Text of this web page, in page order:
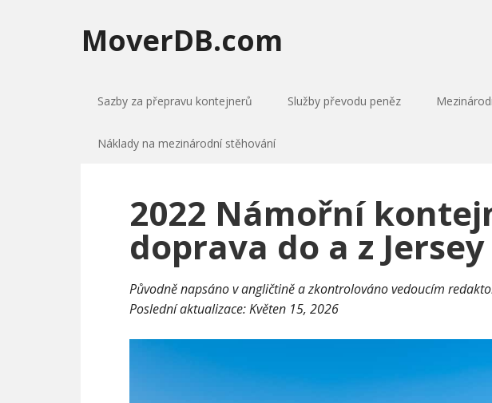
MoverDB.com
Sazby za přepravu kontejnerů Služby převodu peněz
Náklady na mezinárodní stěhování
2022 Námořní
doprava do a z Jersey
Původně napsáno v angličtině a zkontrolováno vedoucím
Poslední aktualizace:Květen 15, 2026